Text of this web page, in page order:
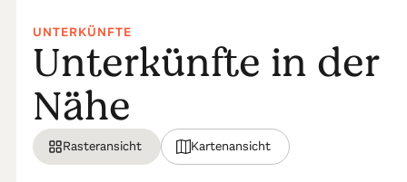
UNTERKÜNFTE
Unterkünfte in der
Nähe
Rasteransicht Kartenansicht